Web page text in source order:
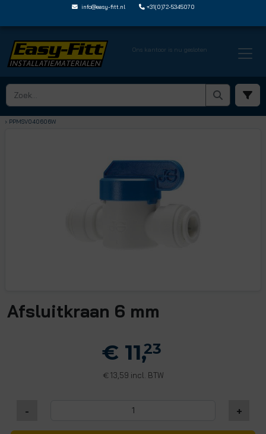
info@easy-fitt.nl +31(0)72-5345070
Ons kantoor is nu gesloten
HOME › KOGELKRANEN › KOGELKRANEN MET JOHN GUEST STEEKVERBINDING
› PPMSV040606W
Afsluitkraan 6 mm
€ 11,23
€13,59 incl. BTW
- +